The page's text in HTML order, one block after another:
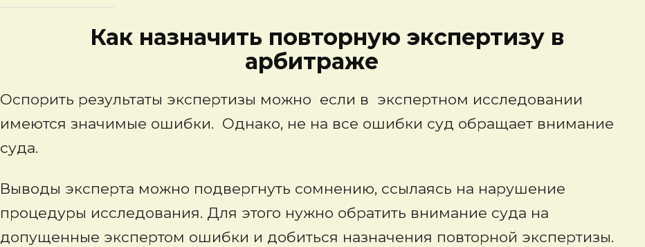
Как назначить повторную экспертизу в
арбитраже
Оспорить результаты экспертизы можно если в экспертном исследовании
имеются значимые ошибки. Однако, не на все ошибки суд обращает внимание
суда.
Выводы эксперта можно подвергнуть сомнению, ссылаясь на нарушение
процедуры исследования. Для этого нужно обратить внимание суда на
допущенные экспертом ошибки и добиться назначения повторной экспертизы.